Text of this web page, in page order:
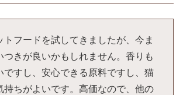
トフードを試してきましたが、今ま
つきが良いかもしれません。香りも
ですし、安心できる原料ですし、猫
持ちがよいです。高価なので、他の